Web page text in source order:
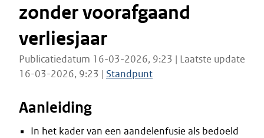
zonder voorafgaand
verliesjaar
Publicatiedatum 16-03-2026, 9:23 | Laatste update
16-03-2026, 9:23 | Standpunt
Aanleiding
In het kader van een aandelenfusie als bedoeld